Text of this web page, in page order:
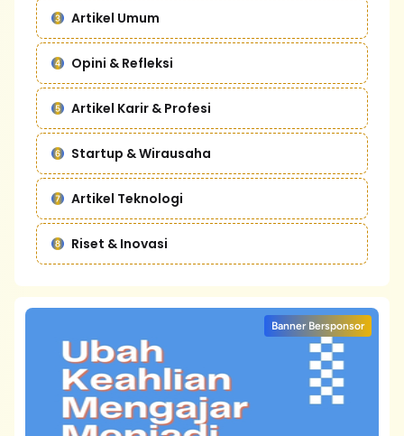
Artikel Umum
Opini & Refleksi
Artikel Karir & Profesi
Startup & Wirausaha
Artikel Teknologi
Riset & Inovasi
Banner Bersponsor